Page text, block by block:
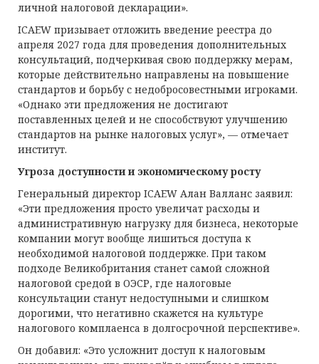
личной налоговой декларации».
ICAEW призывает отложить введение реестра до
апреля 2027 года для проведения дополнительных
консультаций, подчеркивая свою поддержку мерам,
которые действительно направлены на повышение
стандартов и борьбу с недобросовестными игроками.
«Однако эти предложения не достигают
поставленных целей и не способствуют улучшению
стандартов на рынке налоговых услуг», — отмечает
институт.
Угроза доступности и экономическому росту
Генеральный директор ICAEW Алан Валланс заявил:
«Эти предложения просто увеличат расходы и
административную нагрузку для бизнеса, некоторые
компании могут вообще лишиться доступа к
необходимой налоговой поддержке. При таком
подходе Великобритания станет самой сложной
налоговой средой в ОЭСР, где налоговые
консультации станут недоступными и слишком
дорогими, что негативно скажется на культуре
налогового комплаенса в долгосрочной перспективе».
Он добавил: «Это усложнит доступ к налоговым